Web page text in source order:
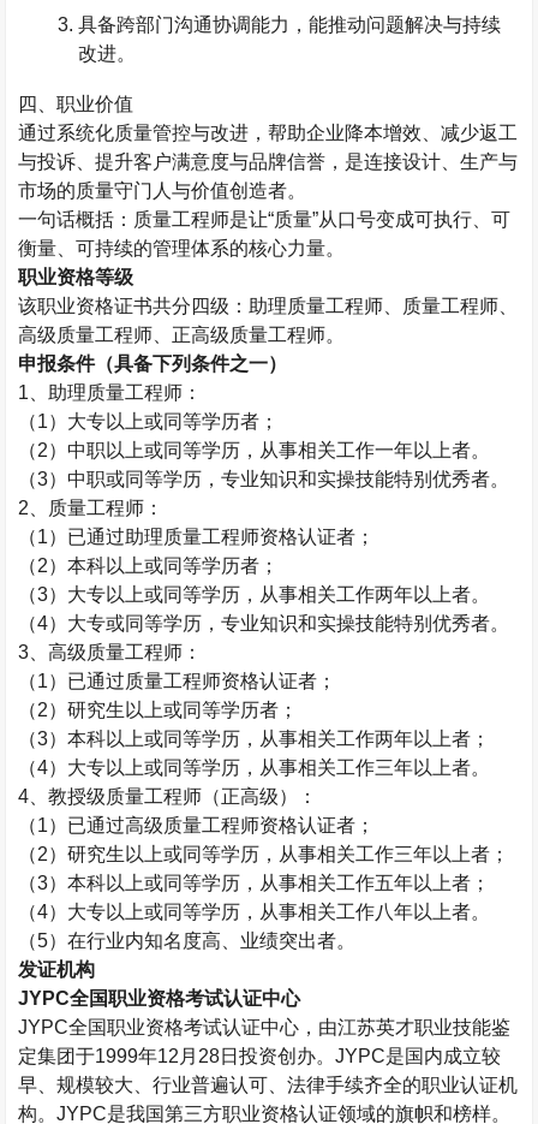
具备跨部门沟通协调能力，能推动问题解决与持续
改进。
四、职业价值
通过系统化质量管控与改进，帮助企业降本增效、减少返工
与投诉、提升客户满意度与品牌信誉 ，是连接设计、生产与
市场的质量守门人与价值创造者。
一句话概括：质量工程师是让“质量”从口号变成可执行、可
衡量、可持续的管理体系的核心力量。
职业资格等级
该职业资格证书共分四级：助理质量工程师、质量工程师、
高级质量工程师、正高级质量工程师。
申报条件（具备下列条件之一）
1 、助理质量工程师：
（1）大专以上或同等学历者；
（2）中职以上或同等学历，从事相关工作一年以上者。
（3）中职或同等学历，专业知识和实操技能特别优秀者。
2 、质量工程师：
（1）已通过助理质量工程师资格认证者；
（2）本科以上或同等学历者；
（3）大专以上或同等学历，从事相关工作两年以上者。
（4）大专或同等学历，专业知识和实操技能特别优秀者。
3 、高级质量工程师：
（1）已通过质量工程师资格认证者；
（2）研究生以上或同等学历者；
（3）本科以上或同等学历，从事相关工作两年以上者；
（4）大专以上或同等学历，从事相关工作三年以上者。
4 、教授级质量工程师（正高级）：
（1）已通过高级质量工程师资格认证者；
（2）研究生以上或同等学历，从事相关工作三年以上者；
（3）本科以上或同等学历，从事相关工作五年以上者；
（4）大专以上或同等学历，从事相关工作八年以上者。
（5）在行业内知名度高、业绩突出者。
发证机构
JYPC全国职业资格考试认证中心
JYPC全国职业资格考试认证中心，由江苏英才职业技能鉴
定集团于1999年12 月 28日投资创办。JYPC是国内成立较
早、规模较大、行业普遍认可、法律手续齐全的职业认证机
构。JYPC是我国第三方职业资格认证领域的旗帜和榜样。